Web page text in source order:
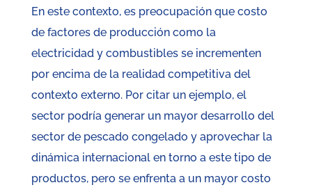
En este contexto, es preocupación que costo
de factores de producción como la
electricidad y combustibles se incrementen
por encima de la realidad competitiva del
contexto externo. Por citar un ejemplo, el
sector podría generar un mayor desarrollo del
sector de pescado congelado y aprovechar la
dinámica internacional en torno a este tipo de
productos, pero se enfrenta a un mayor costo